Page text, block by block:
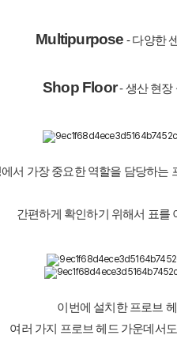
Multipurpose - 다양한
Shop Floor - 생산 현장
서 가장 중요한 역할을 담당하는
간편하게 확인하기 위해서 표를
이번에 설치한 프로브
여러 가지 프로브 헤드 가운데서도